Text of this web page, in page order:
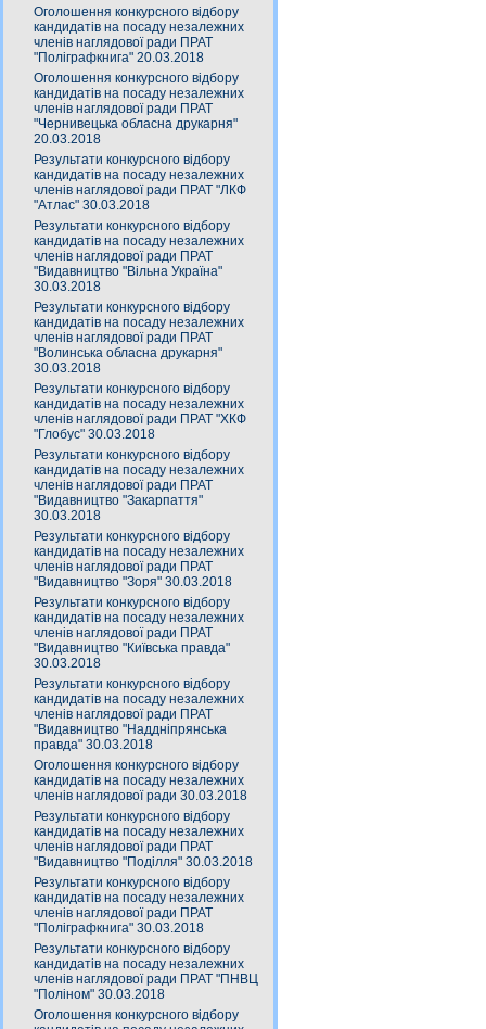
Оголошення конкурсного відбору
кандидатів на посаду незалежних
членів наглядової ради ПРАТ
"Поліграфкнига" 20.03.2018
Оголошення конкурсного відбору
кандидатів на посаду незалежних
членів наглядової ради ПРАТ
"Чернивецька обласна друкарня"
20.03.2018
Результати конкурсного відбору
кандидатів на посаду незалежних
членів наглядової ради ПРАТ "ЛКФ
"Атлас" 30.03.2018
Результати конкурсного відбору
кандидатів на посаду незалежних
членів наглядової ради ПРАТ
"Видавництво "Вільна Україна"
30.03.2018
Результати конкурсного відбору
кандидатів на посаду незалежних
членів наглядової ради ПРАТ
"Волинська обласна друкарня"
30.03.2018
Результати конкурсного відбору
кандидатів на посаду незалежних
членів наглядової ради ПРАТ "ХКФ
"Глобус" 30.03.2018
Результати конкурсного відбору
кандидатів на посаду незалежних
членів наглядової ради ПРАТ
"Видавництво "Закарпаття"
30.03.2018
Результати конкурсного відбору
кандидатів на посаду незалежних
членів наглядової ради ПРАТ
"Видавництво "Зоря" 30.03.2018
Результати конкурсного відбору
кандидатів на посаду незалежних
членів наглядової ради ПРАТ
"Видавництво "Київська правда"
30.03.2018
Результати конкурсного відбору
кандидатів на посаду незалежних
членів наглядової ради ПРАТ
"Видавництво "Наддніпрянська
правда" 30.03.2018
Оголошення конкурсного відбору
кандидатів на посаду незалежних
членів наглядової ради 30.03.2018
Результати конкурсного відбору
кандидатів на посаду незалежних
членів наглядової ради ПРАТ
"Видавництво "Поділля" 30.03.2018
Результати конкурсного відбору
кандидатів на посаду незалежних
членів наглядової ради ПРАТ
"Поліграфкнига" 30.03.2018
Результати конкурсного відбору
кандидатів на посаду незалежних
членів наглядової ради ПРАТ "ПНВЦ
"Поліном" 30.03.2018
Оголошення конкурсного відбору